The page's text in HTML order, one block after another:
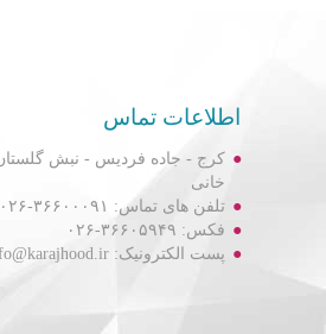
اطلاعات تماس
خانی
تلفن های تماس: ۳۶۶۰۰۰۹۱-۰۲۶ - ۳۶۶۰۲۷۴۰-۰۲۶
فکس: ۳۶۶۰۵۹۴۹-۰۲۶
پست الکترونیک: info@karajhood.ir